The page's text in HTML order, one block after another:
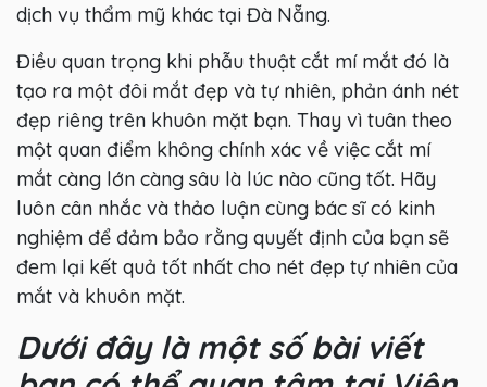
dịch vụ thẩm mỹ khác tại Đà Nẵng.
Điều quan trọng khi phẫu thuật cắt mí mắt đó là
tạo ra một đôi mắt đẹp và tự nhiên, phản ánh nét
đẹp riêng trên khuôn mặt bạn. Thay vì tuân theo
một quan điểm không chính xác về việc cắt mí
mắt càng lớn càng sâu là lúc nào cũng tốt. Hãy
luôn cân nhắc và thảo luận cùng bác sĩ có kinh
nghiệm để đảm bảo rằng quyết định của bạn sẽ
đem lại kết quả tốt nhất cho nét đẹp tự nhiên của
mắt và khuôn mặt.
Dưới đây là một số bài viết